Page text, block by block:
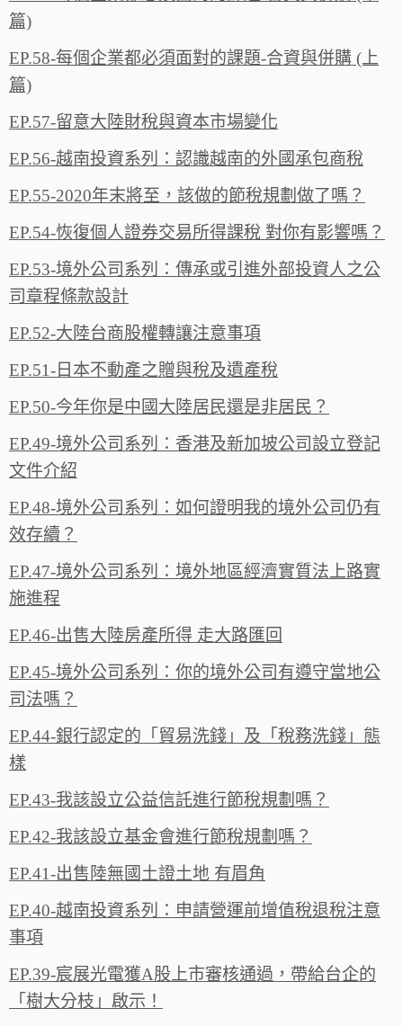
篇)
EP.58-每個企業都必須面對的課題-合資與併購 (上
篇)
EP.57-留意大陸財稅與資本市場變化
EP.56-越南投資系列：認識越南的外國承包商稅
EP.55-2020年末將至，該做的節稅規劃做了嗎？
EP.54-恢復個人證券交易所得課稅 對你有影響嗎？
EP.53-境外公司系列：傳承或引進外部投資人之公
司章程條款設計
EP.52-大陸台商股權轉讓注意事項
EP.51-日本不動產之贈與稅及遺產稅
EP.50-今年你是中國大陸居民還是非居民？
EP.49-境外公司系列：香港及新加坡公司設立登記
文件介紹
EP.48-境外公司系列：如何證明我的境外公司仍有
效存續？
EP.47-境外公司系列：境外地區經濟實質法上路實
施進程
EP.46-出售大陸房產所得 走大路匯回
EP.45-境外公司系列：你的境外公司有遵守當地公
司法嗎？
EP.44-銀行認定的「貿易洗錢」及「稅務洗錢」態
樣
EP.43-我該設立公益信託進行節稅規劃嗎？
EP.42-我該設立基金會進行節稅規劃嗎？
EP.41-出售陸無國土證土地 有眉角
EP.40-越南投資系列：申請營運前增值稅退稅注意
事項
EP.39-宸展光電獲A股上市審核通過，帶給台企的
「樹大分枝」啟示！